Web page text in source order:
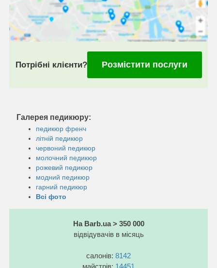
Потрібні клієнти? Розмістити послуги
Галерея педикюру:
педикюр френч
літній педикюр
червоний педикюр
молочний педикюр
рожевий педикюр
модний педикюр
гарний педикюр
Всі фото
На Barb.ua > 350 000
відвідувачів в місяць
салонів: 8142
майстрів: 14451